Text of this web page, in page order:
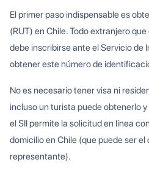
El primer paso indispensable es
(RUT) en Chile. Todo extranjero
debe inscribirse ante el Servicio de
obtener este número de
No es necesario tener visa ni
incluso un turista puede obtenerlo
el SII permite la solicitud en línea
domicilio en Chile (que puede ser el
representante).